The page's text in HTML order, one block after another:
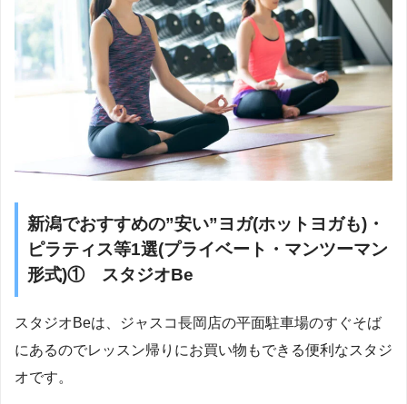
新潟でおすすめの”安い”ヨガ(ホットヨガも)・
ピラティス等1選(プライベート・マンツーマン
形式)① スタジオBe
スタジオBeは、ジャスコ長岡店の平面駐車場のすぐそば
にあるのでレッスン帰りにお買い物もできる便利なスタジ
オです。